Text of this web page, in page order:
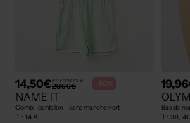
14,50€Prix boutique :
29,00€ -50%
NAME IT
Combi-pantalon - Sans manche vert
T : 14 A
Bas de
T : 38, 40